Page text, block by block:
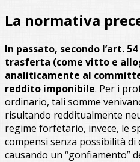
La normativa
In passato, secondo l’art.
trasferta (come vitto e
analiticamente al
reddito imponibile. Per i
ordinario, tali somme
risultando redditualmente
regime forfetario, invece, le
compensi senza possibilità di
causando un “gonfiamento”